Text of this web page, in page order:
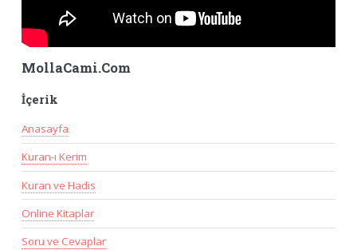
MollaCami.Com
İçerik
Anasayfa
Kuran-ı Kerim
Kuran ve Hadis
Online Kitaplar
Soru ve Cevaplar